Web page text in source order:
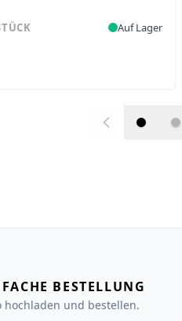
Auf Lager
BESTELLUNG
hochladen und bestellen.